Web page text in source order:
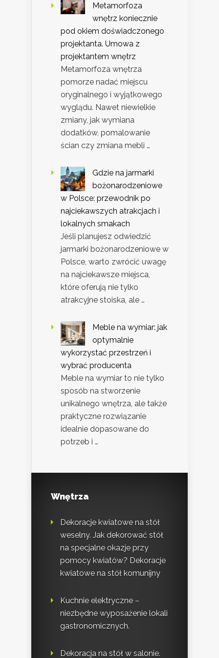
Metamorfoza
wnętrz koniecznie
pod okiem doświadczonego
projektanta. Umowa z
projektantem wnętrz
Metamorfoza wnętrza
pomorze nadać miejscu
oryginalnego i wyjątkowego
wyglądu. Nawet niewielkie
zmiany, jak wymiana
dodatków, pomalowanie
ścian czy zmiana mebli …
Gdzie na jarmarki
bożonarodzeniowe
w Polsce: przewodnik po
najciekawszych atrakcjach i
lokalnych smakach
Jeśli planujesz odwiedzić
jarmarki bożonarodzeniowe w
Polsce, warto zwrócić uwagę
na najciekawsze miejsca,
które oferują nie tylko
atrakcyjne stoiska, ale …
Meble na wymiar: jak
optymalnie
wykorzystać przestrzeń i
wybrać producenta
Meble na wymiar to nie tylko
sposób na stworzenie
unikalnego wnętrza, ale także
praktyczne rozwiązanie
idealnie dopasowane do
potrzeb i …
Wnętrza
Dekoracje kwiatowe na stół
weselny. Jak dekorować stół
na specjalne okazje przy
pomocy kwiatów? Dekoracje
kwiatowe na stół komunijny
Kuchnie elektryczne –
niezbędne wyposażenie lokali
gastronomicznych.
Dekoracja na stół w salonie.